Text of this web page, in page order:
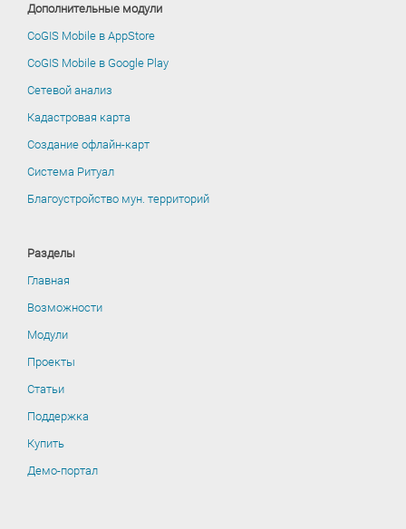
Дополнительные модули
CoGIS Mobile в AppStore
CoGIS Mobile в Google Play
Сетевой анализ
Кадастровая карта
Создание офлайн-карт
Система Ритуал
Благоустройство мун. территорий
Разделы
Главная
Возможности
Модули
Проекты
Статьи
Поддержка
Купить
Демо-портал